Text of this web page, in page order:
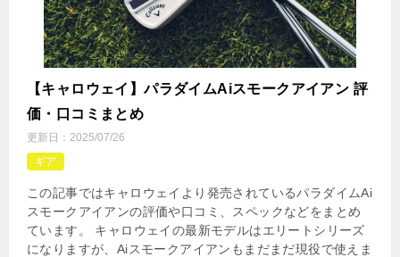
【キャロウェイ】パラダイムAiスモークアイアン 評
価・口コミまとめ
更新日： 2025/07/26
ギア
この記事ではキャロウェイより発売されているパラダイムAi
スモークアイアンの評価や口コミ、スペックなどをまとめ
ています。 キャロウェイの最新モデルはエリートシリーズ
になりますが、Aiスモークアイアンもまだまだ現役で使えま